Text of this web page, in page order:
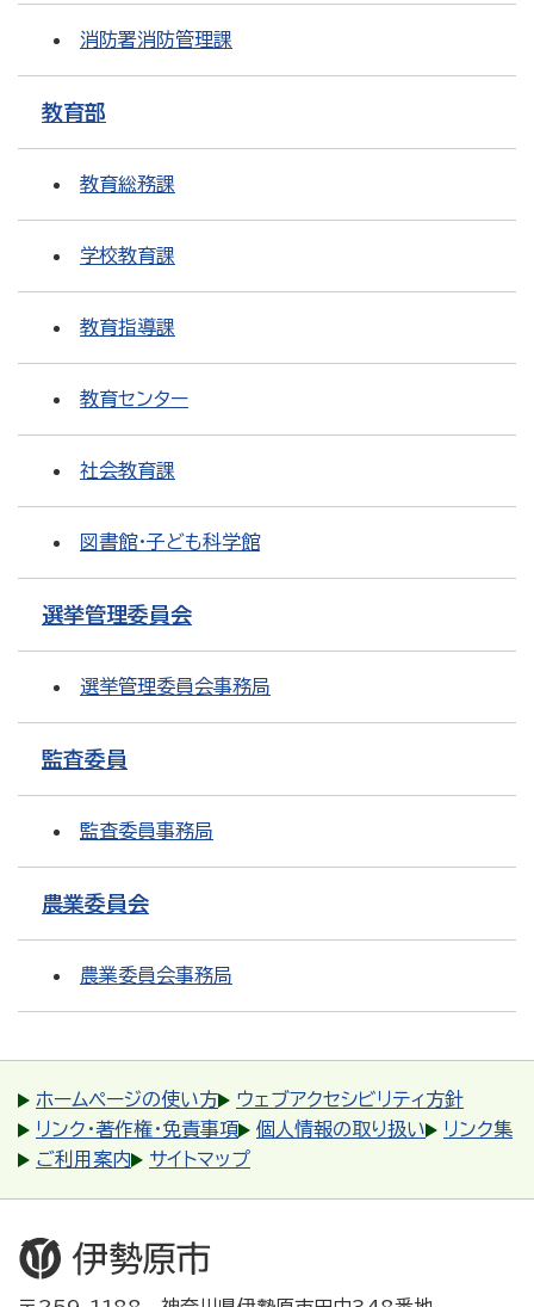
消防署消防管理課
教育部
教育総務課
学校教育課
教育指導課
教育センター
社会教育課
図書館・子ども科学館
選挙管理委員会
選挙管理委員会事務局
監査委員
監査委員事務局
農業委員会
農業委員会事務局
ホームページの使い方
ウェブアクセシビリティ方針
リンク・著作権・免責事項
個人情報の取り扱い
リンク集
ご利用案内
サイトマップ